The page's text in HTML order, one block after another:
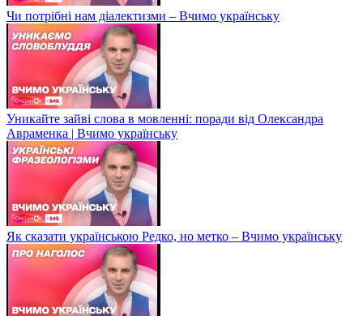
Чи потрібні нам діалектизми – Вчимо українську
Уникайте зайві слова в мовленні: поради від Олександра
Авраменка | Вчимо українську
Як сказати українською Редко, но метко – Вчимо українську